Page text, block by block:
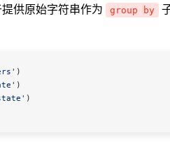
供原始字符串作为 group by
)
)
)